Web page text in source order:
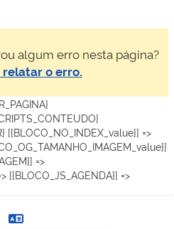
algum erro nesta página?
o erro.
[{BLOCO_NO_INDEX_value}] =>
=>
[{BLOCO_JS_AGENDA}] =>